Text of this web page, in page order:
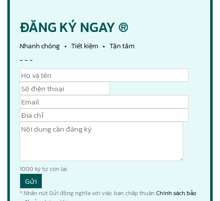
ĐĂNG KÝ NGAY ®
Nhanh chóng • Tiết kiệm • Tận tâm
- - -
1000 ký tự còn lại.
* Nhấn nút Gửi đồng nghĩa với việc bạn chấp thuận Chính sách bảo